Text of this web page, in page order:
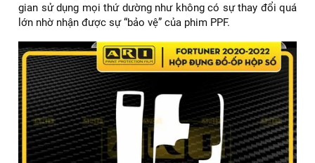
gian sử dụng mọi thứ dường như không có sự thay đổi quá
lớn nhờ nhận được sự “bảo vệ” của phim PPF.